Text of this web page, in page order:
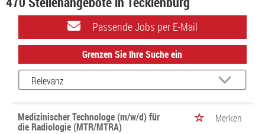
Passende Jobs per E-Mail
Grenzen Sie Ihre Suche ein
Medizinischer Technologe (m/w/d) für
die Radiologie (MTR/MTRA)
Merken